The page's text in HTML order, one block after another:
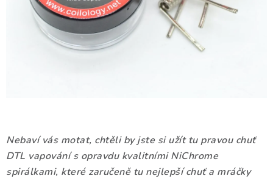
BATERIE A NABÍJEČKY
PŘÍSLUŠENSTVÍ
Nebaví vás motat, chtěli by jste si užít tu pravou chuť
DTL vapování s opravdu kvalitními NiChrome
spirálkami, které zaručeně tu nejlepší chuť a mráčky